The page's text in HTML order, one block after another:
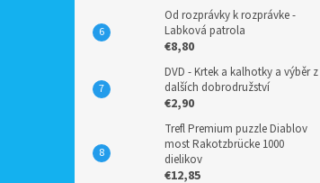
Od rozprávky k rozprávke -
Labková patrola
€8,80
DVD - Krtek a kalhotky a výběr z
dalších dobrodružství
€2,90
Trefl Premium puzzle Diablov
most Rakotzbrücke 1000
dielikov
€12,85